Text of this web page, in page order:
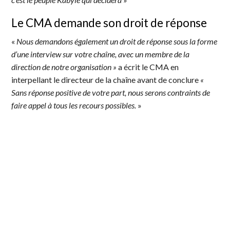
Le CMA demande son droit de réponse
« Nous demandons également un droit de réponse sous la forme
d’une interview sur votre chaîne, avec un membre de la
direction de notre organisation » a écrit le CMA en
interpellant le directeur de la chaîne avant de conclure «
Sans réponse positive de votre part, nous serons contraints de
faire appel à tous les recours possibles. »